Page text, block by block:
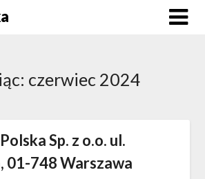
czerwiec 2024
Sp. z o.o. ul.
01-748 Warszawa